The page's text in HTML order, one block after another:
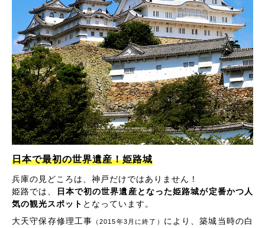
日本で最初の世界遺産！姫路城
兵庫の見どころは、神戸だけではありません！
姫路では、
日本で初の世界遺産となった姫路城が定番かつ人
気の観光スポット となっています。
大天守保存修理工事
（2015年3月に終了）
により、築城当時の白